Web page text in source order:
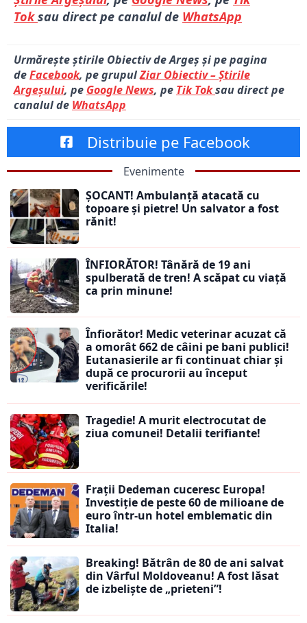
Toksau direct pe canalul de WhatsApp
Urmărește știrile Obiectiv de Argeș și pe pagina
deFacebook, pe grupulZiar Obiectiv – Știrile
Argeșului, pe Google News, pe Tik Toksau direct pe
canalul de WhatsApp
Distribuie pe Facebook
Evenimente
ȘOCANT! Ambulanță atacată cu
topoare și pietre! Un salvator a fost
rănit!
ÎNFIORĂTOR! Tânără de 19 ani
spulberată de tren! A scăpat cu viață
ca prin minune!
Înfiorător! Medic veterinar acuzat că
a omorât 662 de câini pe bani publici!
Eutanasierile ar fi continuat chiar și
după ce procurorii au început
verificările!
Tragedie! A murit electrocutat de
ziua comunei! Detalii terifiante!
Frații Dedeman cuceresc Europa!
Investiție de peste 60 de milioane de
euro într-un hotel emblematic din
Italia!
Breaking! Bătrân de 80 de ani salvat
din Vârful Moldoveanu! A fost lăsat
de izbeliște de „prieteni”!